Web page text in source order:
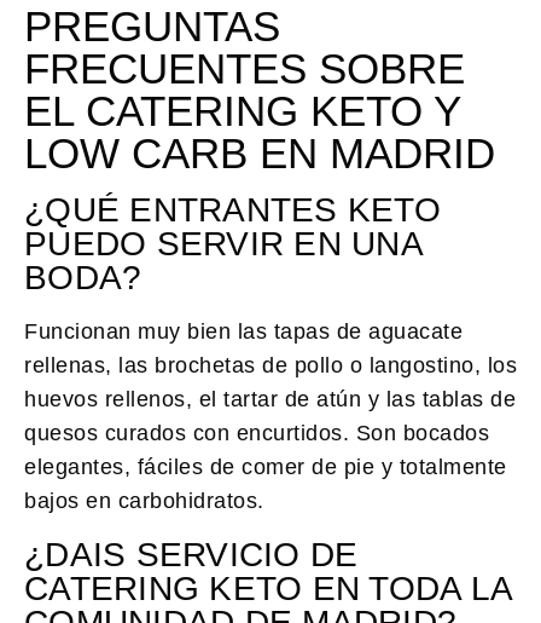
PREGUNTAS
FRECUENTES SOBRE
EL CATERING KETO Y
LOW CARB EN MADRID
¿QUÉ ENTRANTES KETO
PUEDO SERVIR EN UNA
BODA?
Funcionan muy bien las tapas de aguacate
rellenas, las brochetas de pollo o langostino, los
huevos rellenos, el tartar de atún y las tablas de
quesos curados con encurtidos. Son bocados
elegantes, fáciles de comer de pie y totalmente
bajos en carbohidratos.
¿DAIS SERVICIO DE
CATERING KETO EN TODA LA